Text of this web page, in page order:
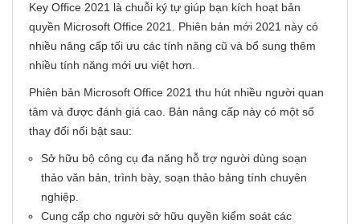
Key Office 2021 là chuỗi ký tự giúp bạn kích hoạt bản
quyền Microsoft Office 2021. Phiên bản mới 2021 này có
nhiều nâng cấp tối ưu các tính năng cũ và bổ sung thêm
nhiều tính năng mới ưu việt hơn.
Phiên bản Microsoft Office 2021 thu hút nhiều người quan
tâm và được đánh giá cao. Bản nâng cấp này có một số
thay đổi nổi bật sau:
Sở hữu bộ công cụ đa năng hỗ trợ người dùng soạn
thảo văn bản, trình bày, soạn thảo bảng tính chuyên
nghiệp.
Cung cấp cho người sở hữu quyền kiểm soát các